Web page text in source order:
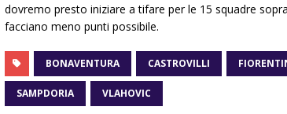
dovremo presto iniziare a tifare per le 15 squadre
facciano meno punti possibile.
BONAVENTURA CASTROVILLI
SAMPDORIA VLAHOVIC